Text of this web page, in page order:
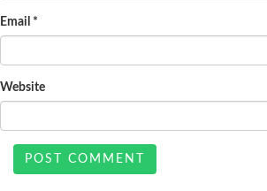
Email *
Website